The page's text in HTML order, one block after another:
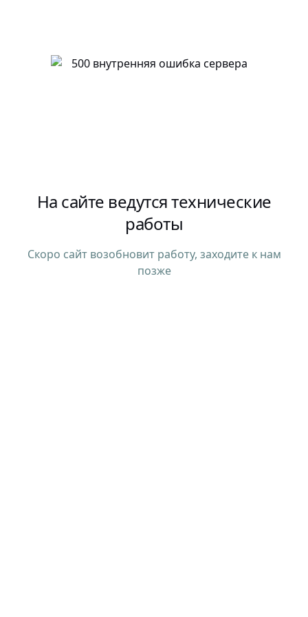
На сайте ведутся технические
работы
Скоро сайт возобновит работу, заходите к нам
позже